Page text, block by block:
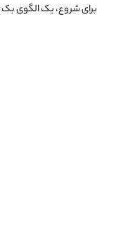
برای شروع، یک الگوی